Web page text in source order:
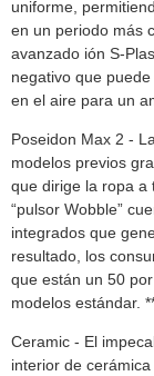
uniforme,
en un periodo más
avanzado ión S-
negativo que
en el aire para un
Poseidon Max 2 -
modelos previos
que dirige la ropa a
“pulsor Wobble”
integrados que
resultado, los
que están un 50
modelos estándar.
Ceramic - El
interior de